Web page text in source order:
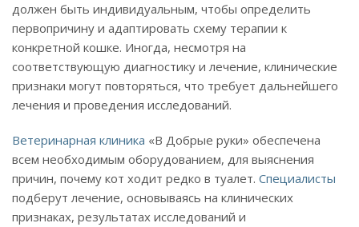
должен быть индивидуальным, чтобы определить
первопричину и адаптировать схему терапии к
конкретной кошке. Иногда, несмотря на
соответствующую диагностику и лечение, клинические
признаки могут повторяться, что требует дальнейшего
лечения и проведения исследований.
Ветеринарная клиника «В Добрые руки» обеспечена
всем необходимым оборудованием, для выяснения
причин, почему кот ходит редко в туалет. Специалисты
подберут лечение, основываясь на клинических
признаках, результатах исследований и